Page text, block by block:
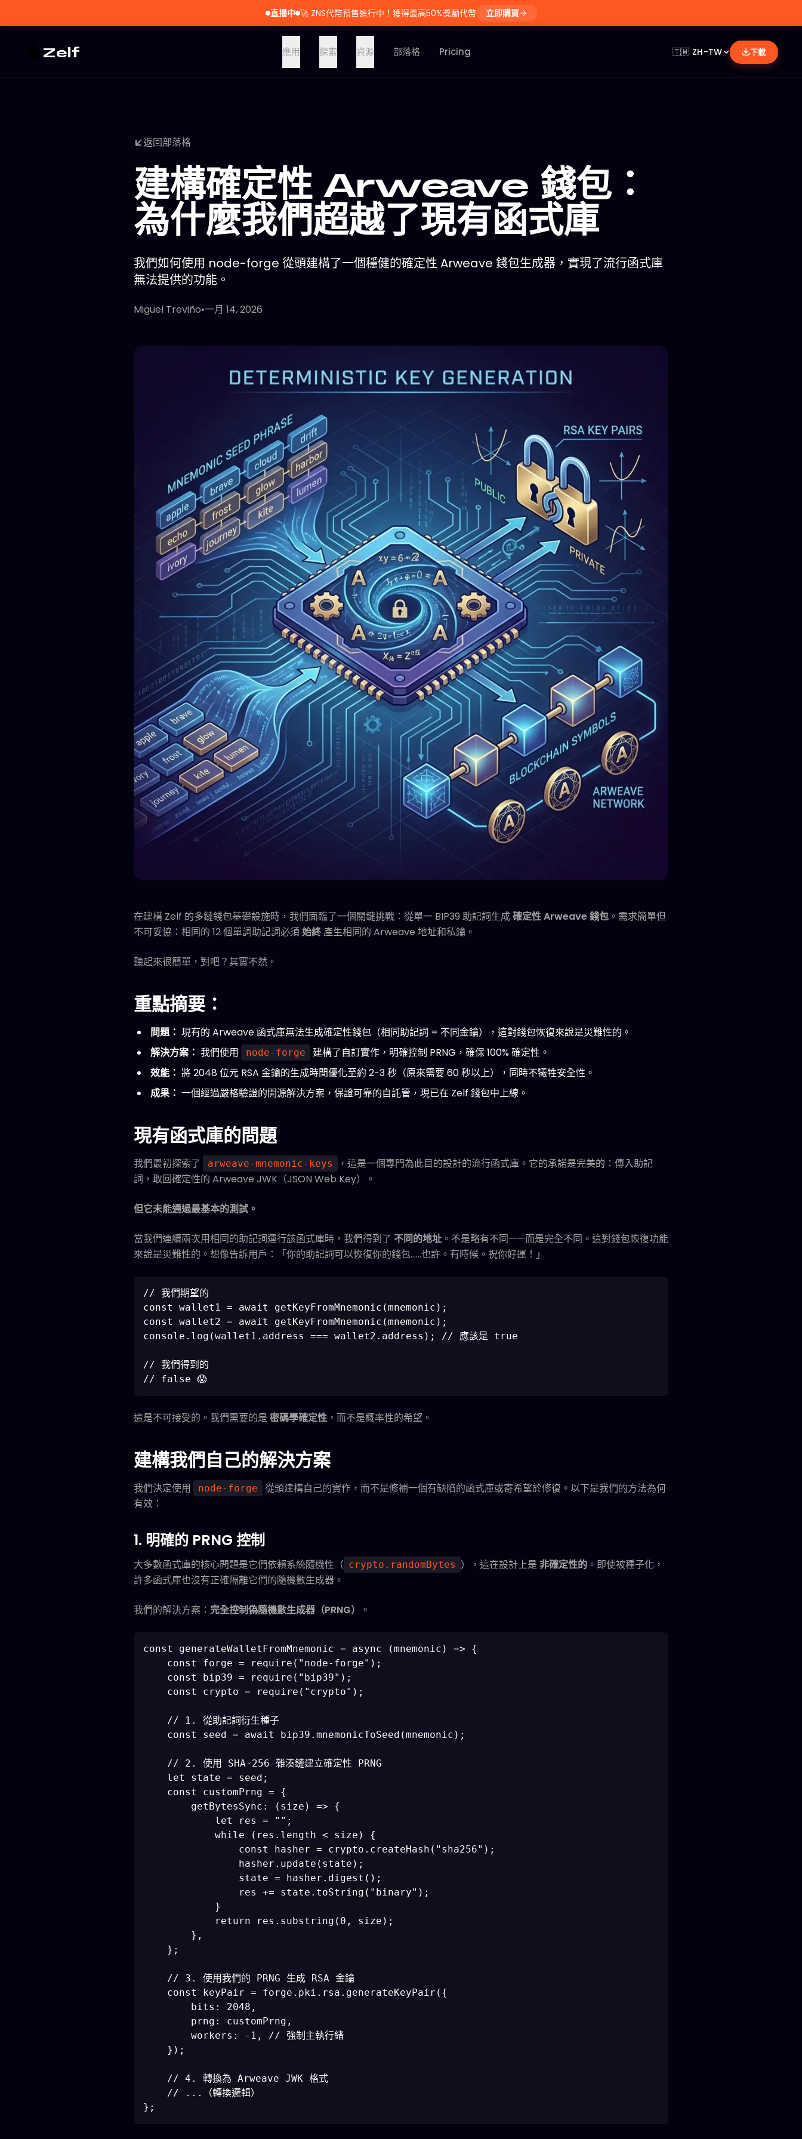
直播中 🚀 ZNS代幣預售進行中！獲得最高50%獎勵代幣 立即購買
Zelf 應用 探索 資源 部落格 Pricing 🇹🇼 ZH-TW 下載
返回部落格
建構確定性 Arweave 錢包：
為什麼我們超越了現有函式庫
我們如何使用 node-forge 從頭建構了一個穩健的確定性 Arweave 錢包生成器，實現了流行函式庫
無法提供的功能。
Miguel Treviño•一月 14, 2026
在建構 Zelf 的多鏈錢包基礎設施時，我們面臨了一個關鍵挑戰：從單一 BIP39 助記詞生成確定性 Arweave 錢包 。需求簡單但
不可妥協：相同的 12 個單詞助記詞必須始終產生相同的 Arweave 地址和私鑰。
聽起來很簡單，對吧？其實不然。
重點摘要：
問題： 現有的 Arweave 函式庫無法生成確定性錢包（相同助記詞 = 不同金鑰），這對錢包恢復來說是災難性的。
解決方案： 我們使用 node-forge
建構了自訂實作，明確控制 PRNG，確保 100% 確定性。
效能： 將 2048 位元 RSA 金鑰的生成時間優化至約 2-3 秒（原來需要 60 秒以上），同時不犧牲安全性。
成果： 一個經過嚴格驗證的開源解決方案，保證可靠的自託管，現已在 Zelf 錢包中上線。
現有函式庫的問題
我們最初探索了 arweave-mnemonic-keys
，這是一個專門為此目的設計的流行函式庫。它的承諾是完美的：傳入助記
詞，取回確定性的 Arweave JWK（JSON Web Key）。
但它未能通過最基本的測試。
當我們連續兩次用相同的助記詞運行該函式庫時，我們得到了 不同的地址 。不是略有不同——而是完全不同。這對錢包恢復功能
來說是災難性的。想像告訴用戶：「你的助記詞可以恢復你的錢包……也許。有時候。祝你好運！」
// 我們期望的
const wallet1 = await getKeyFromMnemonic(mnemonic);
const wallet2 = await getKeyFromMnemonic(mnemonic);
console.log(wallet1.address === wallet2.address); // 應該是 true
// 我們得到的
這是不可接受的。我們需要的是密碼學確定性 ，而不是概率性的希望。
建構我們自己的解決方案
我們決定使用 node-forge
從頭建構自己的實作，而不是修補一個有缺陷的函式庫或寄希望於修復。以下是我們的方法為何
有效：
1. 明確的 PRNG 控制
大多數函式庫的核心問題是它們依賴系統隨機性（ crypto.randomBytes ），這在設計上是 非確定性的 。即使被種子化，
許多函式庫也沒有正確隔離它們的隨機數生成器。
我們的解決方案： 完全控制偽隨機數生成器（PRNG） 。
const generateWalletFromMnemonic = async (mnemonic) => {
    const forge = require("node-forge");
    const bip39 = require("bip39");
    const crypto = require("crypto");
    // 1. 從助記詞衍生種子
    const seed = await bip39.mnemonicToSeed(mnemonic);
    // 2. 使用 SHA-256 雜湊鏈建立確定性 PRNG
    let state = seed;
    const customPrng = {
        getBytesSync: (size) => {
            let res = "";
            while (res.length < size) {
                const hasher = crypto.createHash("sha256");
                hasher.update(state);
                state = hasher.digest();
                res += state.toString("binary");
            }
            return res.substring(0, size);
        },
    };
    // 3. 使用我們的 PRNG 生成 RSA 金鑰
    const keyPair = forge.pki.rsa.generateKeyPair({
        bits: 2048,
        prng: customPrng,
        workers: -1, // 強制主執行緒
    });
    // 4. 轉換為 Arweave JWK 格式
    // ...（轉換邏輯）